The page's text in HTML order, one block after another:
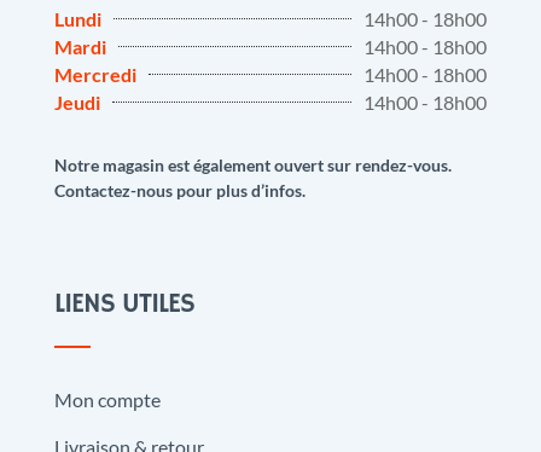
Lundi
14h00 - 18h00
Mardi
14h00 - 18h00
Mercredi
14h00 - 18h00
Jeudi
14h00 - 18h00
Notre magasin est également ouvert sur rendez-vous.
Contactez-nous pour plus d’infos.
LIENS UTILES
Mon compte
Livraison & retour